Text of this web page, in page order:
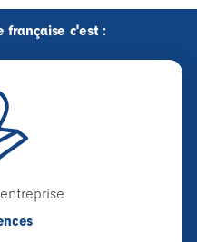
française c'est :